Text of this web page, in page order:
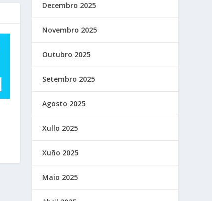
Decembro 2025
Novembro 2025
Outubro 2025
Setembro 2025
Agosto 2025
Xullo 2025
Xuño 2025
Maio 2025